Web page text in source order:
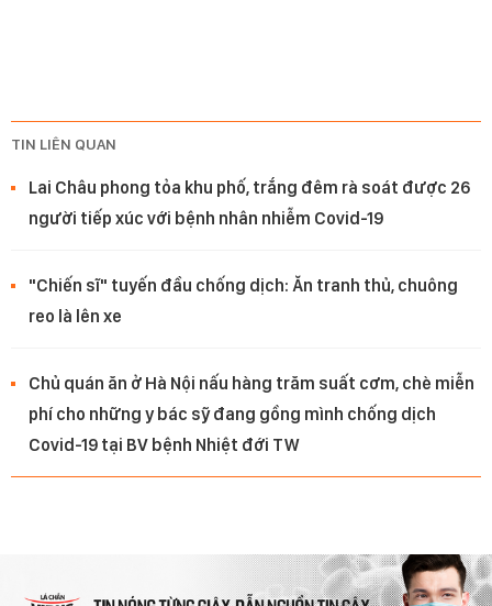
TIN LIÊN QUAN
Lai Châu phong tỏa khu phố, trắng đêm rà soát được 26
người tiếp xúc với bệnh nhân nhiễm Covid-19
"Chiến sĩ" tuyến đầu chống dịch: Ăn tranh thủ, chuông
reo là lên xe
Chủ quán ăn ở Hà Nội nấu hàng trăm suất cơm, chè miễn
phí cho những y bác sỹ đang gồng mình chống dịch
Covid-19 tại BV bệnh Nhiệt đới TW